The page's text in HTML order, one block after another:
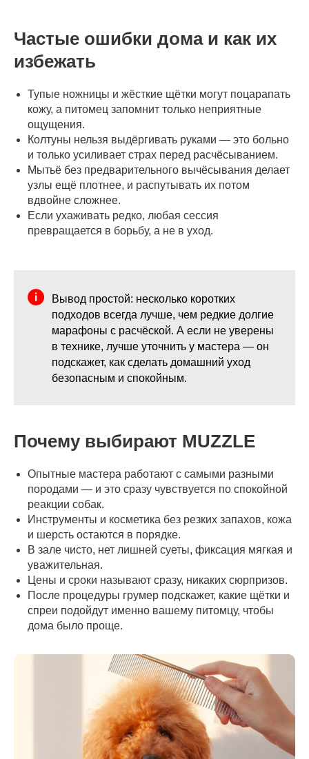
Частые ошибки дома и как их
избежать
Тупые ножницы и жёсткие щётки могут поцарапать
кожу, а питомец запомнит только неприятные
ощущения.
Колтуны нельзя выдёргивать руками — это больно
и только усиливает страх перед расчёсыванием.
Мытьё без предварительного вычёсывания делает
узлы ещё плотнее, и распутывать их потом
вдвойне сложнее.
Если ухаживать редко, любая сессия
превращается в борьбу, а не в уход.
Вывод простой: несколько коротких
подходов всегда лучше, чем редкие долгие
марафоны с расчёской. А если не уверены
в технике, лучше уточнить у мастера — он
подскажет, как сделать домашний уход
безопасным и спокойным.
Почему выбирают MUZZLE
Опытные мастера работают с самыми разными
породами — и это сразу чувствуется по спокойной
реакции собак.
Инструменты и косметика без резких запахов, кожа
и шерсть остаются в порядке.
В зале чисто, нет лишней суеты, фиксация мягкая и
уважительная.
Цены и сроки называют сразу, никаких сюрпризов.
После процедуры грумер подскажет, какие щётки и
спреи подойдут именно вашему питомцу, чтобы
дома было проще.